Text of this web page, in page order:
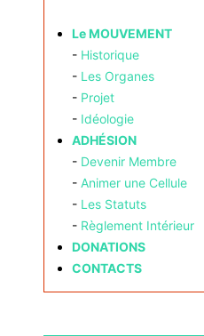
Le MOUVEMENT
- Historique
- Les Organes
- Projet
- Idéologie
ADHÉSION
- Devenir Membre
- Animer une Cellule
- Les Statuts
- Règlement Intérieur
DONATIONS
CONTACTS